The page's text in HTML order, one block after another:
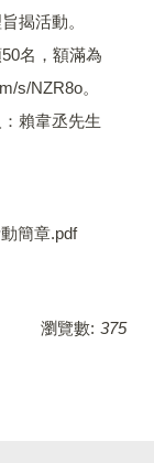
揭活動。
名，額滿為
s/NZR8o。
賴韋丞先生
簡章.pdf
瀏覽數: 375